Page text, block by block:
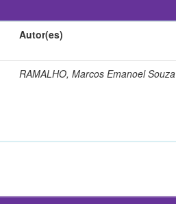
Autor(es)
RAMALHO, Marcos Emanoel Souza